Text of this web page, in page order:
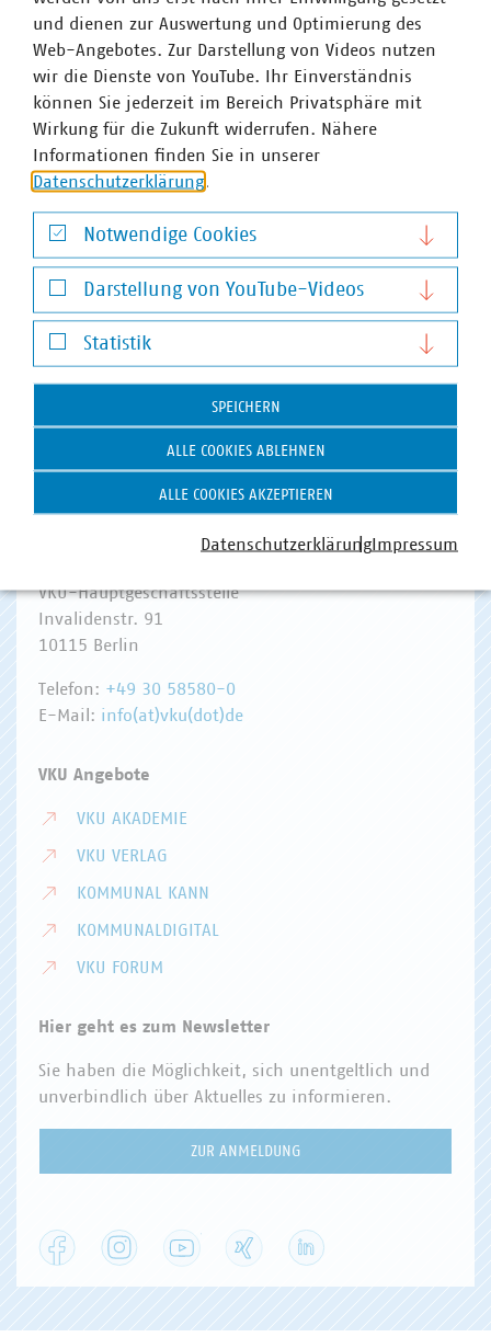
VKU-Bereiche
ENERGIEWIRTSCHAFTWASSER/ABWASSER ABFALLWIRTSCHAFT
RECHT
Zum
Hausanschrift und Kontakt
VKU-Hauptgeschäftsstelle
Invalidenstr. 91
10115 Berlin
Telefon: +49 30 58580-0
E-Mail: info(at)vku(dot)de
VKU Angebote
VKU AKADEMIE
VKU VERLAG
KOMMUNAL KANN
KOMMUNALDIGITAL
VKU FORUM
Hier geht es zum Newsletter
Sie haben die Möglichkeit, sich unentgeltlich und
unverbindlich über Aktuelles zu informieren.
ZUR ANMELDUNG
Facebook Instagram YouTube
und dienen zur Auswertung und Optimierung des
Web-Angebotes. Zur Darstellung von Videos nutzen
wir die Dienste von YouTube. Ihr Einverständnis
können Sie jederzeit im Bereich Privatsphäre mit
Wirkung für die Zukunft widerrufen. Nähere
Informationen finden Sie in unserer
Datenschutzerklärung.
Notwendige Cookies
Notwendige Cookies
Darstellung von YouTube-Videos
Darstellung von YouTube-Videos
Statistik
Statistik
SPEICHERN
ALLE COOKIES ABLEHNEN
ALLE COOKIES AKZEPTIEREN
DatenschutzerklärungImpressum